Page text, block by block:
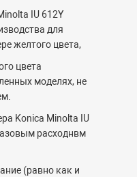
IU 612Y
для
желтого цвета,
цвета
моделях, не
Konica Minolta IU
расходнвм
(равно как и